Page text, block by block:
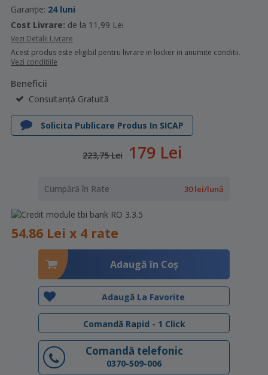
Garanție: 24 luni
Cost Livrare: de la 11,99 Lei
Vezi Detalii Livrare
Acest produs este eligibil pentru livrare in locker in anumite conditii.
Vezi conditiile
Beneficii
Consultanță Gratuită
Solicita Publicare Produs In SICAP
223,75 Lei 179 Lei
Cumpără în Rate 30 lei/lună
54.86 Lei x 4 rate
Adaugă în Coş
Adaugă La Favorite
Comandă Rapid - 1 Click
Comandă telefonic
0370-509-006